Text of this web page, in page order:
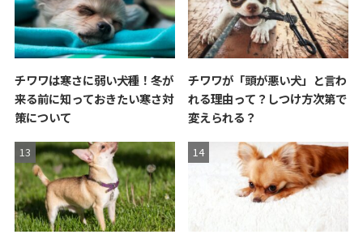
チワワは寒さに弱い犬種！冬が
来る前に知っておきたい寒さ対
策について
チワワが「頭が悪い犬」と言わ
れる理由って？しつけ方次第で
変えられる？